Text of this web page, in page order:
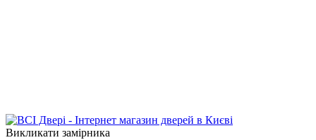
Викликати замірника